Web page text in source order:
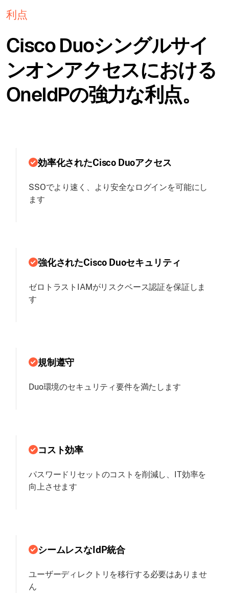
利点
Cisco Duoシングルサイ
ンオンアクセスにおける
OneIdPの強力な利点。
効率化されたCisco Duoアクセス
SSOでより速く、より安全なログインを可能にし
ます
強化されたCisco Duoセキュリティ
ゼロトラストIAMがリスクベース認証を保証しま
す
規制遵守
Duo環境のセキュリティ要件を満たします
コスト効率
パスワードリセットのコストを削減し、IT効率を
向上させます
シームレスなIdP統合
ユーザーディレクトリを移行する必要はありませ
ん